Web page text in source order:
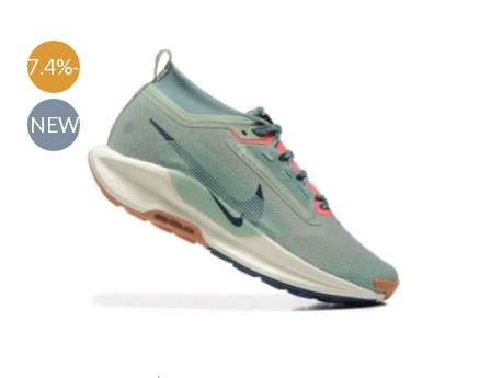
-57.4%
NEW